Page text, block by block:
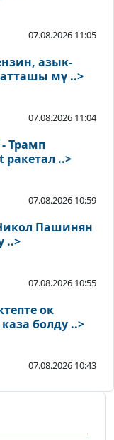
07.08.2026 11:05
азык-
мү ..>
07.08.2026 11:04
Трамп
..>
07.08.2026 10:59
Пашинян
..>
07.08.2026 10:55
ок
болду ..>
07.08.2026 10:43